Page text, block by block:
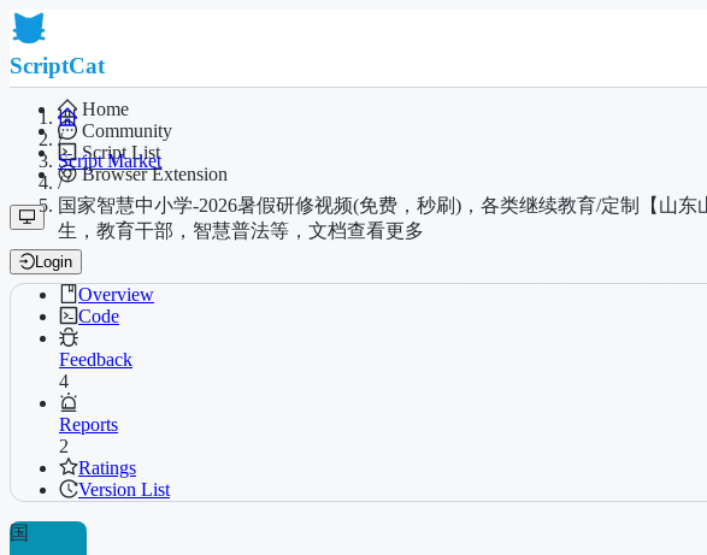
ScriptCat
Home
Community
Script List
Browser Extension
Login
/
Script Market
/
国家智慧中小学-2026暑假研修视频(免费，秒刷)，各类继续教育/定制【山
生，教育干部，智慧普法等，文档查看更多
Overview
Code
Feedback
4
Reports
2
Ratings
Version List
国